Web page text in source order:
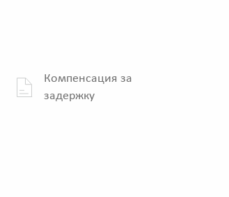
Компенсация за
задержку